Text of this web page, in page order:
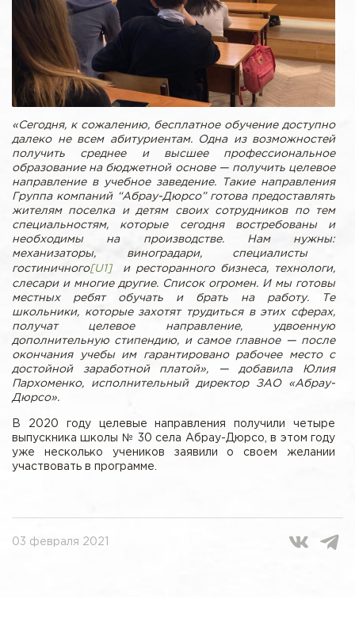
«Сегодня, к сожалению, бесплатное обучение доступно
далеко не всем абитуриентам. Одна из возможностей
получить среднее и высшее профессиональное
образование на бюджетной основе — получить целевое
направление в учебное заведение. Такие направления
Группа компаний “Абрау-Дюрсо” готова предоставлять
жителям поселка и детям своих сотрудников по тем
специальностям, которые сегодня востребованы и
необходимы на производстве.
Нам нужны:
механизаторы, виноградари, специалисты
гостиничного[U1]и ресторанного бизнеса, технологи,
слесари и многие другие. Список огромен. И мы готовы
местных ребят обучать и брать на работу. Те
школьники, которые захотят трудиться в этих сферах,
получат целевое направление, удвоенную
дополнительную стипендию, и самое главное — после
окончания учебы им гарантировано рабочее место с
достойной заработной платой», — добавила Юлия
Пархоменко, исполнительный директор ЗАО «Абрау-
Дюрсо».
В 2020 году целевые направления получили четыре
выпускника школы № 30 села Абрау-Дюрсо, в этом году
уже несколько учеников заявили о своем желании
участвовать в программе.
03 февраля 2021